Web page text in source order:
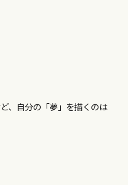
、自分の「夢」を描くのは